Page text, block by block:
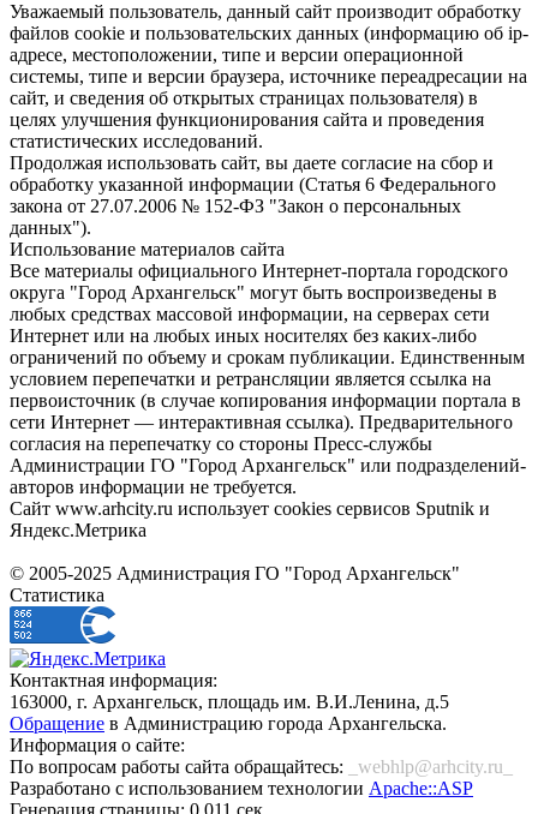
Уважаемый пользователь, данный сайт производит обработку
файлов cookie и пользовательских данных (информацию об ip-
адресе, местоположении, типе и версии операционной
системы, типе и версии браузера, источнике переадресации на
сайт, и сведения об открытых страницах пользователя) в
целях улучшения функционирования сайта и проведения
статистических исследований.
Продолжая использовать сайт, вы даете согласие на сбор и
обработку указанной информации (Статья 6 Федерального
закона от 27.07.2006 № 152-ФЗ "Закон о персональных
данных").
Использование материалов сайта
Все материалы официального Интернет-портала городского
округа "Город Архангельск" могут быть воспроизведены в
любых средствах массовой информации, на серверах сети
Интернет или на любых иных носителях без каких-либо
ограничений по объему и срокам публикации. Единственным
условием перепечатки и ретрансляции является ссылка на
первоисточник (в случае копирования информации портала в
сети Интернет — интерактивная ссылка). Предварительного
согласия на перепечатку со стороны Пресс-службы
Администрации ГО "Город Архангельск" или подразделений-
авторов информации не требуется.
Сайт www.arhcity.ru использует cookies сервисов Sputnik и
Яндекс.Метрика
© 2005-2025 Администрация ГО "Город Архангельск"
Статистика
Контактная информация:
163000, г. Архангельск, площадь им. В.И.Ленина, д.5
Обращение в Администрацию города Архангельска.
Информация о сайте:
По вопросам работы сайта обращайтесь:
_webhlp@arhcity.ru_
Разработано с использованием технологии Apache::ASP
Генерация страницы: 0.011 сек.